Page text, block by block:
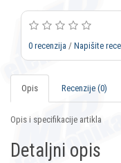
0 recenzija / Napišite
Opis Recenzije (0)
Opis i specifikacije artikla
Detaljni opis